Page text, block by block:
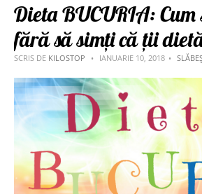
Dieta BUCURIA: Cum
fără să simți că ții
SCRIS DE KILOSTOP IANUARIE 10, 2018